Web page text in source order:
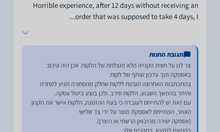
Horrible experience, after 12 days without receiving an
order that was supposed to take 4 days, I
...
תגובת החנות
צר לנו על חווית הקנייה הלא מוצלחת של הלקוח. אכן היה עיכוב
בהתכתבות האחרונה הובטח ללקוח שחלק מהסחורה תגיע למחרת
עם זאת יש להתייחס לעובדה כי בעת ההזמנה, הלקוח אישר את תקנון